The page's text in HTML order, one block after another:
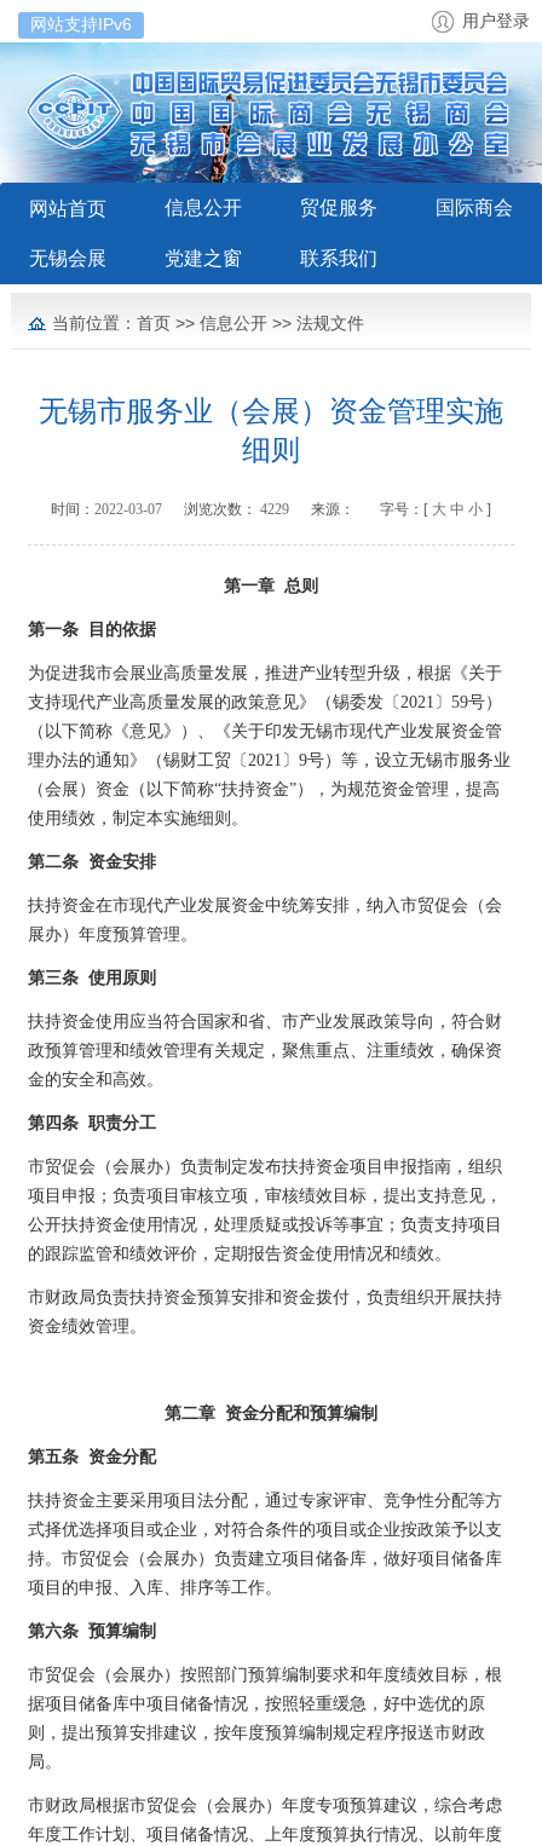
网站支持IPv6 用户登录
网站首页 信息公开 贸促服务 国际商会
无锡会展 党建之窗 联系我们
当前位置： 首页>> 信息公开>> 法规文件
无锡市服务业（会展）资金管理实施
细则
时间： 2022-03-07浏览次数： 4229来源： 字号：[ 大 中 小]
第一章 总则
第一条 目的依据
为促进我市会展业高质量发展，推进产业转型升级，根据《关于
支持现代产业高质量发展的政策意见》（锡委发〔2021〕59号）
（以下简称《意见》）、《关于印发无锡市现代产业发展资金管
理办法的通知》（锡财工贸〔2021〕9号）等，设立无锡市服务业
（会展）资金（以下简称“扶持资金”），为规范资金管理，提高
使用绩效，制定本实施细则。
第二条 资金安排
扶持资金在市现代产业发展资金中统筹安排，纳入市贸促会（会
展办）年度预算管理。
第三条 使用原则
扶持资金使用应当符合国家和省、市产业发展政策导向，符合财
政预算管理和绩效管理有关规定，聚焦重点、注重绩效，确保资
金的安全和高效。
第四条 职责分工
市贸促会（会展办）负责制定发布扶持资金项目申报指南，组织
项目申报；负责项目审核立项，审核绩效目标，提出支持意见，
公开扶持资金使用情况，处理质疑或投诉等事宜；负责支持项目
的跟踪监管和绩效评价，定期报告资金使用情况和绩效。
市财政局负责扶持资金预算安排和资金拨付，负责组织开展扶持
资金绩效管理。
第二章 资金分配和预算编制
第五条 资金分配
扶持资金主要采用项目法分配，通过专家评审、竞争性分配等方
式择优选择项目或企业，对符合条件的项目或企业按政策予以支
持。市贸促会（会展办）负责建立项目储备库，做好项目储备库
项目的申报、入库、排序等工作。
第六条 预算编制
市贸促会（会展办）按照部门预算编制要求和年度绩效目标，根
据项目储备库中项目储备情况，按照轻重缓急，好中选优的原
则，提出预算安排建议，按年度预算编制规定程序报送市财政
局。
市财政局根据市贸促会（会展办）年度专项预算建议，综合考虑
年度工作计划、项目储备情况、上年度预算执行情况、以前年度